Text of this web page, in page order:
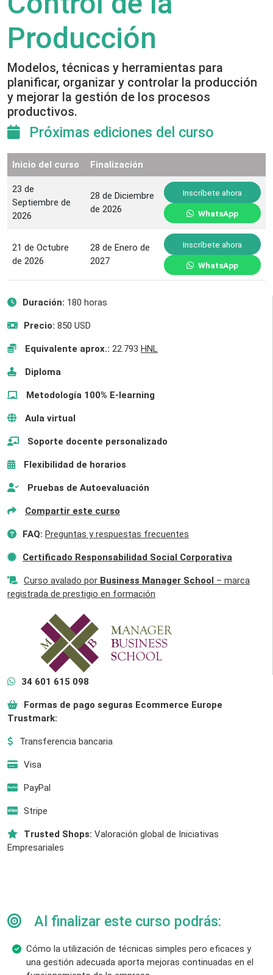
Producción
Modelos, técnicas y herramientas para
planificar, organizar y controlar la producción
y mejorar la gestión de los procesos
productivos.
Próximas ediciones del curso
Inicio del curso Finalización
23 de
Septiembre de
2026
28 de Diciembre
de 2026
Inscríbete ahora
WhatsApp
21 de Octubre
de 2026
28 de Enero de
2027
Inscríbete ahora
WhatsApp
Duración: 180 horas
Precio: 850 USD
Equivalente aprox.: 22.793 HNL
Diploma
Metodología 100% E-learning
Aula virtual
Soporte docente personalizado
Flexibilidad de horarios
Pruebas de Autoevaluación
Compartir este curso
FAQ: Preguntas y respuestas frecuentes
Certificado Responsabilidad Social Corporativa
Curso avalado por Business Manager School – marca
registrada de prestigio en formación
34 601 615 098
Formas de pago seguras Ecommerce Europe
Trustmark:
Transferencia bancaria
Visa
PayPal
Stripe
Trusted Shops: Valoración global de Iniciativas
Empresariales
Al finalizar este curso podrás:
Cómo la utilización de técnicas simples pero eficaces y
una gestión adecuada aporta mejoras continuadas en el